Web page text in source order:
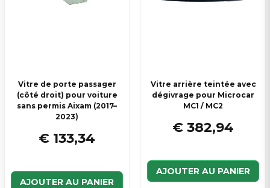
Vitre de porte passager
(côté droit) pour voiture
sans permis Aixam (2017–
2023)
€ 133,34
AJOUTER AU PANIER
Vitre arrière teintée avec
dégivrage pour Microcar
MC1 / MC2
€ 382,94
AJOUTER AU PANIER